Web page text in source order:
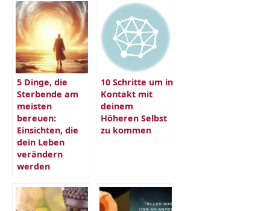
5 Dinge, die
Sterbende am
meisten
bereuen:
Einsichten, die
dein Leben
verändern
werden
10 Schritte um in
Kontakt mit
deinem
Höheren Selbst
zu kommen